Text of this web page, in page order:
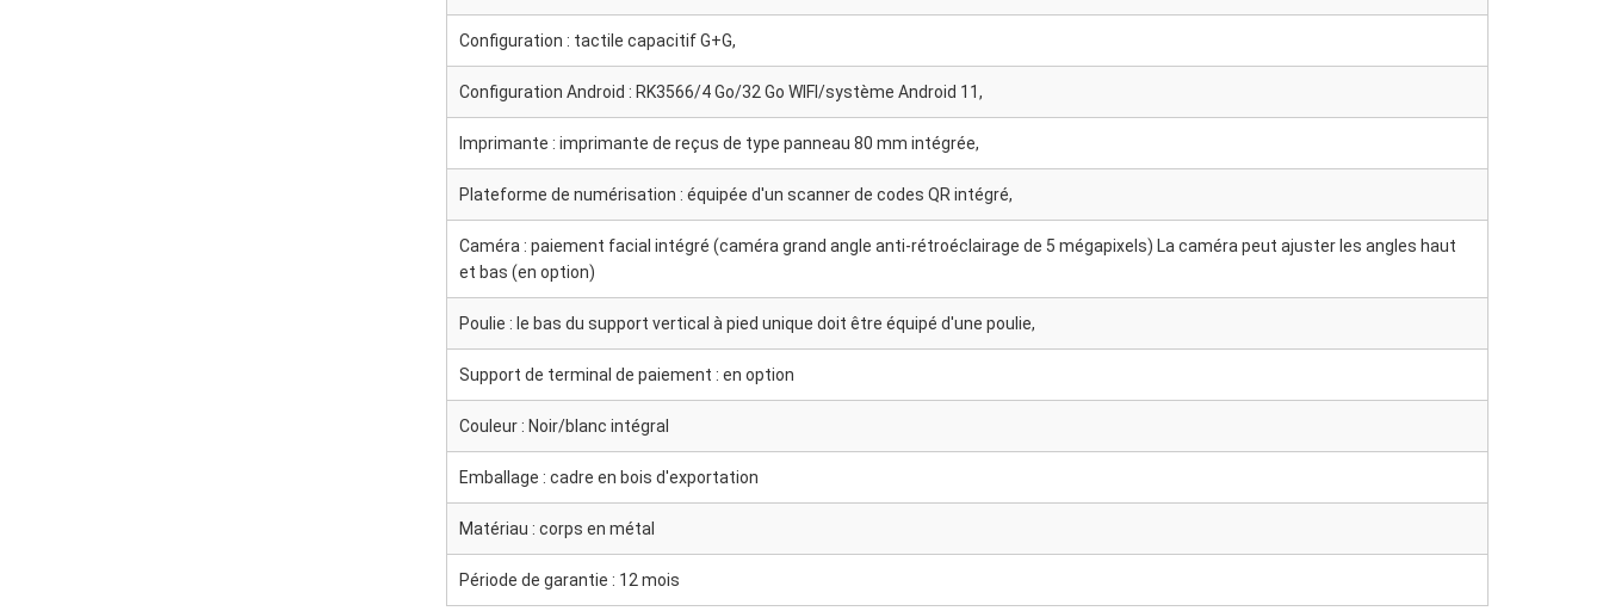
Configuration : tactile capacitif G+G,
Configuration Android : RK3566/4 Go/32 Go WIFI/système Android 11,
Imprimante : imprimante de reçus de type panneau 80 mm intégrée,
Plateforme de numérisation : équipée d'un scanner de codes QR intégré,
Caméra : paiement facial intégré (caméra grand angle anti-rétroéclairage de 5 mégapixels) La caméra peut ajuster les angles haut
et bas (en option)
Poulie : le bas du support vertical à pied unique doit être équipé d'une poulie,
Support de terminal de paiement : en option
Couleur : Noir/blanc intégral
Emballage : cadre en bois d'exportation
Matériau : corps en métal
Période de garantie : 12 mois